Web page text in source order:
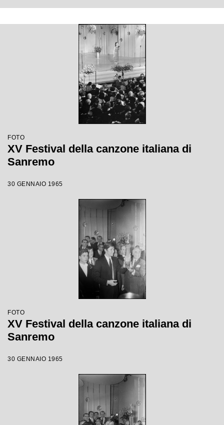
FOTO
XV Festival della canzone italiana di
Sanremo
30 GENNAIO 1965
FOTO
XV Festival della canzone italiana di
Sanremo
30 GENNAIO 1965